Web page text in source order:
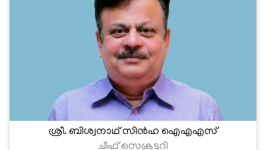
ശ്രീ. ബിശ്വനാഥ് സിന്‍ഹ ഐഎഎസ്
ചീഫ് സെക്രട്ടറി